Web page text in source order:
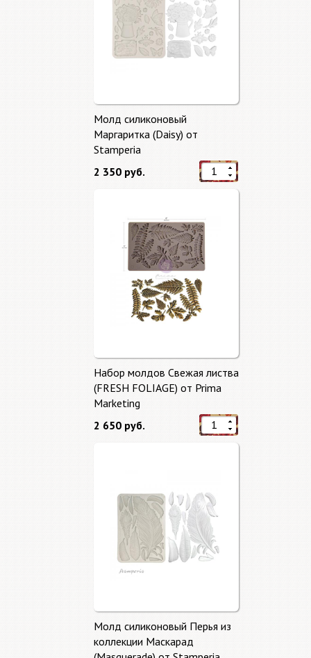
Молд силиконовый
Маргаритка (Daisy) от
Stamperia
2 350 руб.
Набор молдов Свежая листва
(FRESH FOLIAGE) от Prima
Marketing
2 650 руб.
Молд силиконовый Перья из
коллекции Маскарад